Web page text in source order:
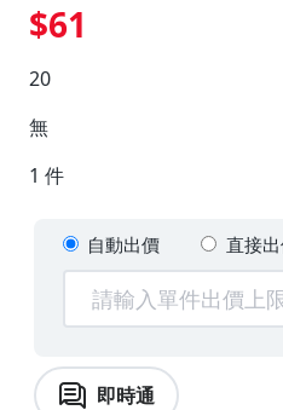
$61
20
無
1 件
自動出價 直接
即時通